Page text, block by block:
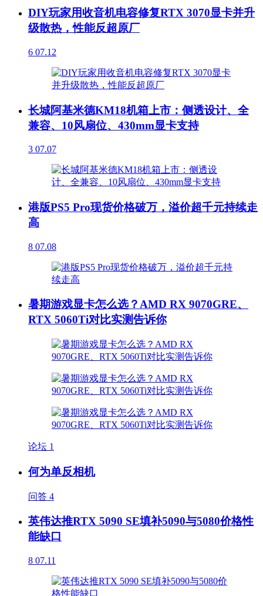
DIY玩家用收音机电容修复RTX 3070显卡并升
级散热，性能反超原厂
6 07.12
长城阿基米德KM18机箱上市：侧透设计、全
兼容、10风扇位、430mm显卡支持
3 07.07
港版PS5 Pro现货价格破万，溢价超千元持续走
高
8 07.08
暑期游戏显卡怎么选？AMD RX 9070GRE、
RTX 5060Ti对比实测告诉你
论坛 1
何为单反相机
问答 4
英伟达推RTX 5090 SE填补5090与5080价格性
能缺口
8 07.11